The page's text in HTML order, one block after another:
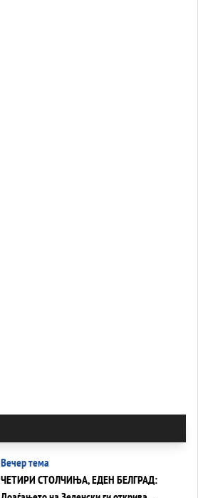
Вечер тема
ЧЕТИРИ СТОЛЧИЊА, ЕДЕН БЕЛГРАД: